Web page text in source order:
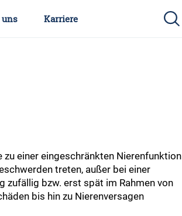
uns Karriere
einer eingeschränkten Nierenfunktion
treten, außer bei einer
zufällig bzw. erst spät im Rahmen von
bis hin zu Nierenversagen